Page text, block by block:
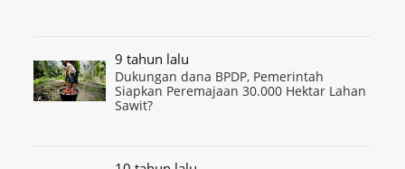
9 tahun lalu
Dukungan dana BPDP, Pemerintah
Siapkan Peremajaan 30.000 Hektar Lahan
Sawit?